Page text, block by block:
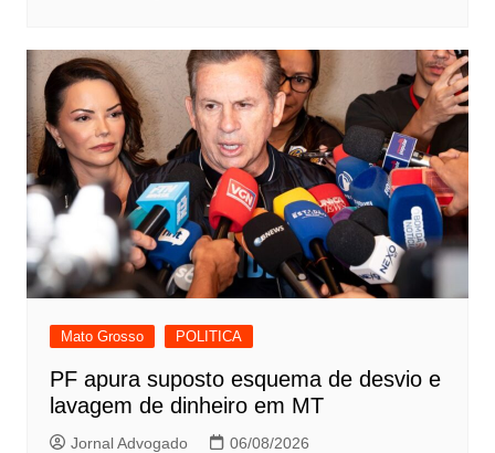
Mato Grosso POLITICA
PF apura suposto esquema de desvio e
lavagem de dinheiro em MT
Jornal Advogado 06/08/2026